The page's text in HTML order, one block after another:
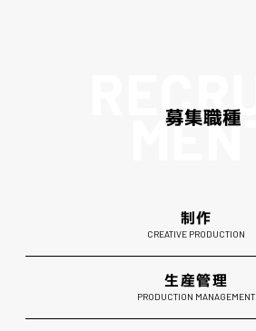
CRU
MEN
募集職種
制作
CREATIVE PRODUCTION
生産管理
PRODUCTION MANAGEMENT